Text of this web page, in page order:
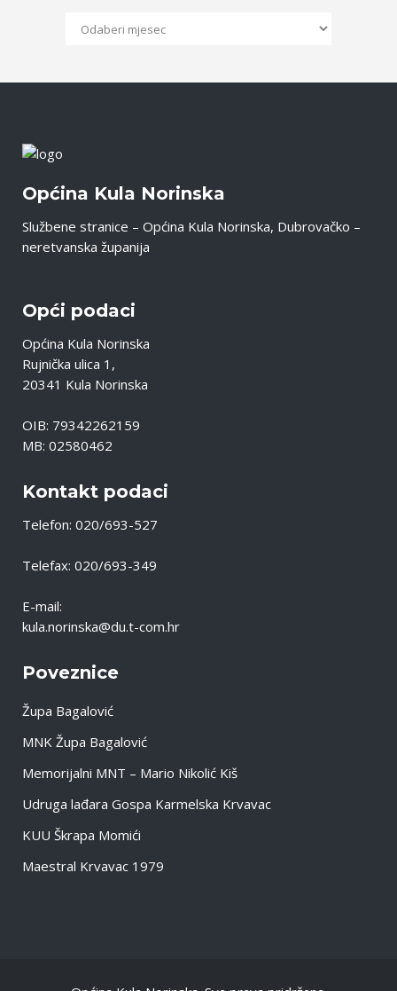
Arhiva
Općina Kula Norinska
Službene stranice – Općina Kula Norinska, Dubrovačko –
neretvanska županija
Opći podaci
Općina Kula Norinska
Rujnička ulica 1,
20341 Kula Norinska
OIB: 79342262159
MB: 02580462
Kontakt podaci
Telefon: 020/693-527
Telefax: 020/693-349
E-mail:
kula.norinska@du.t-com.hr
Poveznice
Župa Bagalović
MNK Župa Bagalović
Memorijalni MNT – Mario Nikolić Kiš
Udruga lađara Gospa Karmelska Krvavac
KUU Škrapa Momići
Maestral Krvavac 1979